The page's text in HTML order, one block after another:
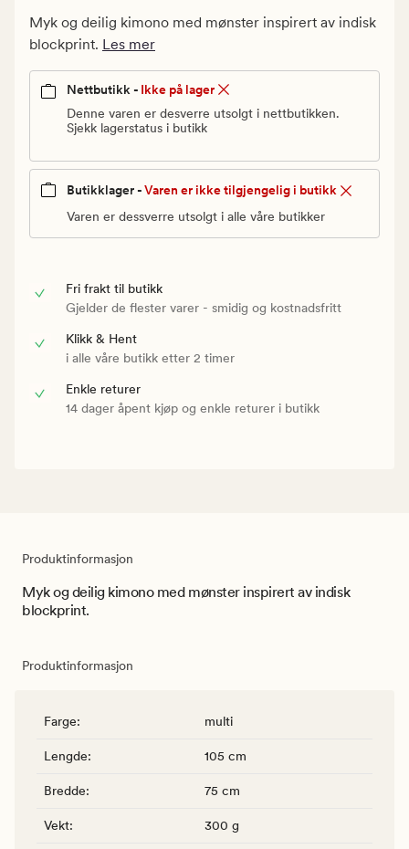
0
Vanlig
180
Myk og deilig kimono med mønster inspirert av indisk
blockprint. Les mer
Nettbutikk - Ikke på lager
Denne varen er desverre utsolgt i nettbutikken.
Sjekk lagerstatus i butikk
Butikklager -Varen er ikke tilgjengelig i butikk
Varen er dessverre utsolgt i alle våre butikker
Fri frakt til butikk
Gjelder de flester varer - smidig og kostnadsfritt
Klikk & Hent
i alle våre butikk etter 2 timer
Enkle returer
14 dager åpent kjøp og enkle returer i butikk
Produktinformasjon
Myk og deilig kimono med mønster inspirert av indisk
blockprint.
Produktinformasjon
Farge: multi
Lengde: 105 cm
Bredde: 75 cm
Vekt: 300 g